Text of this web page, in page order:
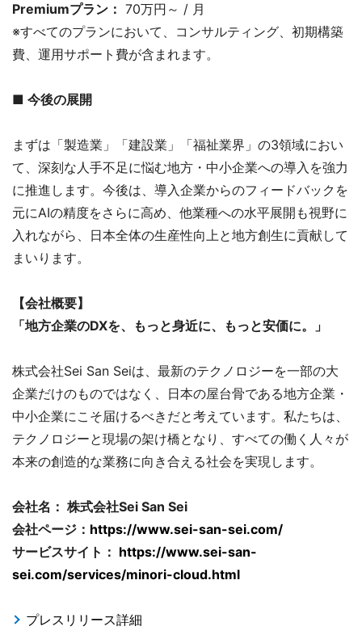
Premiumプラン： 70万円～ / 月
※すべてのプランにおいて、コンサルティング、初期構築
費、運用サポート費が含まれます。
■ 今後の展開
まずは「製造業」「建設業」「福祉業界」の3領域におい
て、深刻な人手不足に悩む地方・中小企業への導入を強力
に推進します。今後は、導入企業からのフィードバックを
元にAIの精度をさらに高め、他業種への水平展開も視野に
入れながら、日本全体の生産性向上と地方創生に貢献して
まいります。
【会社概要】
「地方企業のDXを、もっと身近に、もっと安価に。」
株式会社Sei San Seiは、最新のテクノロジーを一部の大
企業だけのものではなく、日本の屋台骨である地方企業・
中小企業にこそ届けるべきだと考えています。私たちは、
テクノロジーと現場の架け橋となり、すべての働く人々が
本来の創造的な業務に向き合える社会を実現します。
会社名： 株式会社Sei San Sei
会社ページ： https://www.sei-san-sei.com/
サービスサイト： https://www.sei-san-
sei.com/services/minori-cloud.html
プレスリリース詳細